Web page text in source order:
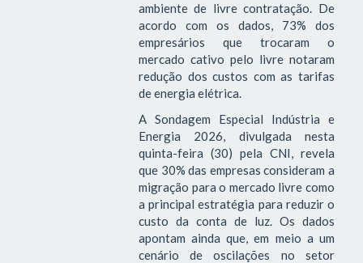
ambiente de livre contratação. De
acordo com os dados, 73% dos
empresários que trocaram o
mercado cativo pelo livre notaram
redução dos custos com as tarifas
de energia elétrica.
A Sondagem Especial Indústria e
Energia 2026, divulgada nesta
quinta-feira (30) pela CNI, revela
que 30% das empresas consideram a
migração para o mercado livre como
a principal estratégia para reduzir o
custo da conta de luz. Os dados
apontam ainda que, em meio a um
cenário de oscilações no setor